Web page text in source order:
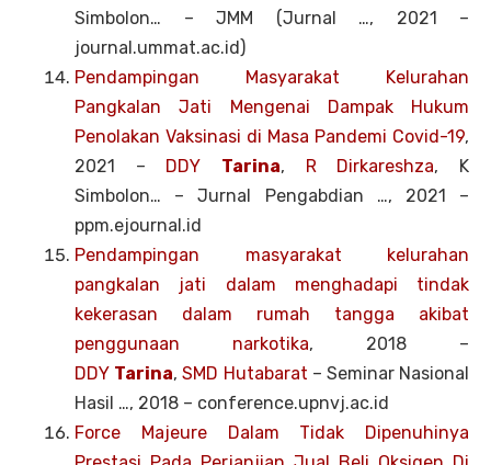
Simbolon… – JMM (Jurnal …, 2021 –
journal.ummat.ac.id)
Pendampingan Masyarakat Kelurahan
Pangkalan Jati Mengenai Dampak Hukum
Penolakan Vaksinasi di Masa Pandemi Covid-19,
2021 – DDY Tarina, R Dirkareshza, K
Simbolon… – Jurnal Pengabdian …, 2021 –
ppm.ejournal.id
Pendampingan masyarakat kelurahan
pangkalan jati dalam menghadapi tindak
kekerasan dalam rumah tangga akibat
penggunaan narkotika, 2018 –
DDY Tarina,SMD Hutabarat – Seminar Nasional
Hasil …, 2018 – conference.upnvj.ac.id
Force Majeure Dalam Tidak Dipenuhinya